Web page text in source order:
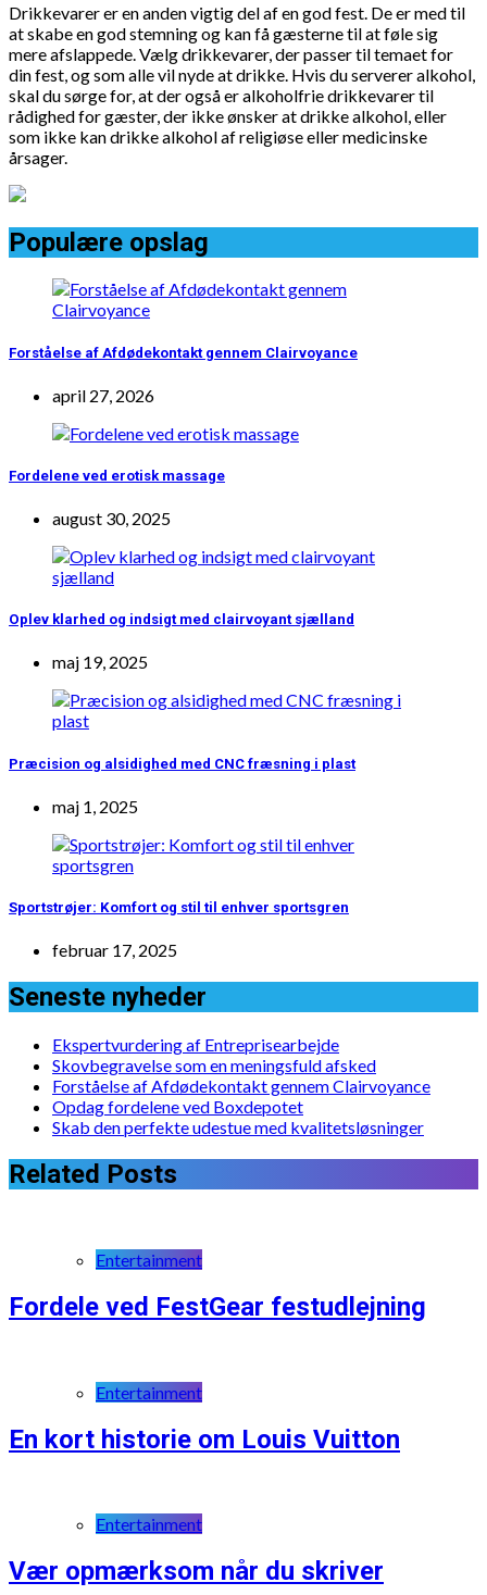
Drikkevarer er en anden vigtig del af en god fest. De er med til
at skabe en god stemning og kan få gæsterne til at føle sig
mere afslappede. Vælg drikkevarer, der passer til temaet for
din fest, og som alle vil nyde at drikke. Hvis du serverer alkohol,
skal du sørge for, at der også er alkoholfrie drikkevarer til
rådighed for gæster, der ikke ønsker at drikke alkohol, eller
som ikke kan drikke alkohol af religiøse eller medicinske
årsager.
Populære opslag
Forståelse af Afdødekontakt gennem Clairvoyance
april 27, 2026
Fordelene ved erotisk massage
august 30, 2025
Oplev klarhed og indsigt med clairvoyant sjælland
maj 19, 2025
Præcision og alsidighed med CNC fræsning i plast
maj 1, 2025
Sportstrøjer: Komfort og stil til enhver sportsgren
februar 17, 2025
Seneste nyheder
Ekspertvurdering af Entreprisearbejde
Skovbegravelse som en meningsfuld afsked
Forståelse af Afdødekontakt gennem Clairvoyance
Opdag fordelene ved Boxdepotet
Skab den perfekte udestue med kvalitetsløsninger
Related Posts
Entertainment
Fordele ved FestGear festudlejning
Entertainment
En kort historie om Louis Vuitton
Entertainment
Vær opmærksom når du skriver